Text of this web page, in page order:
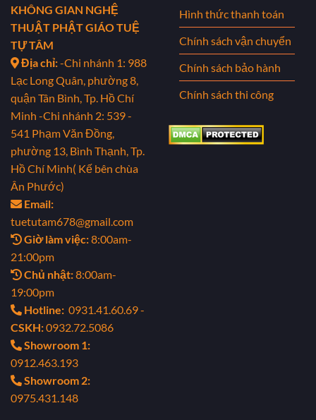
KHÔNG GIAN NGHỆ
THUẬT PHẬT GIÁO TUỆ
TỰ TÂM
Địa chỉ:-Chi nhánh 1: 988
Lạc Long Quân, phường 8,
quận Tân Bình, Tp. Hồ Chí
Minh -Chi nhánh 2: 539 -
541 Phạm Văn Đồng,
phường 13, Bình Thạnh, Tp.
Hồ Chí Minh( Kế bên chùa
Ân Phước)
Email:
tuetutam678@gmail.com
Giờ làm việc:8:00am-
21:00pm
Chủ nhật:8:00am-
19:00pm
Hotline: 0931.41.60.69 -
CSKH:0932.72.5086
Showroom 1:
0912.463.193
Showroom 2:
0975.431.148
Hình thức thanh toán
Chính sách vận chuyển
Chính sách bảo hành
Chính sách thi công